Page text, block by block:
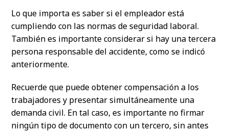
Lo que importa es saber si el empleador está
cumpliendo con las normas de seguridad laboral.
También es importante considerar si hay una tercera
persona responsable del accidente, como se indicó
anteriormente.
Recuerde que puede obtener compensación a los
trabajadores y presentar simultáneamente una
demanda civil. En tal caso, es importante no firmar
ningún tipo de documento con un tercero, sin antes